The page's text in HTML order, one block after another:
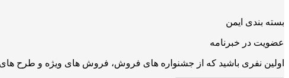
بسته بندی ایمن
عضویت در خبرنامه
اولین نفری باشید که از جشنواره های فروش، فروش های ویژه و طرح